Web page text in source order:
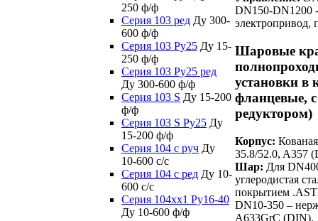
250 ф/ф
Серия 103 ред Ду 300-
600 ф/ф
Серия 103 Ру25 Ду 15-
250 ф/ф
Серия 103 Ру25 ред
Ду 300-600 ф/ф
Серия 103 S Ду 15-200
ф/ф
Серия 103 S Ру25 Ду
15-200 ф/ф
Серия 104 с руч Ду
10-600 с/с
Серия 104 с ред Ду 10-
600 с/с
Серия 104xx1 Ру16-40
Ду 10-600 ф/ф
DN150-DN1200
электропривод,
Шаровые
установки в
фланцевые,
редуктором)
Корпус:
35.8/52.0, A357
Шар: Для
углеродистая
покрытием
DN10-350 –
A633GrC (DIN).